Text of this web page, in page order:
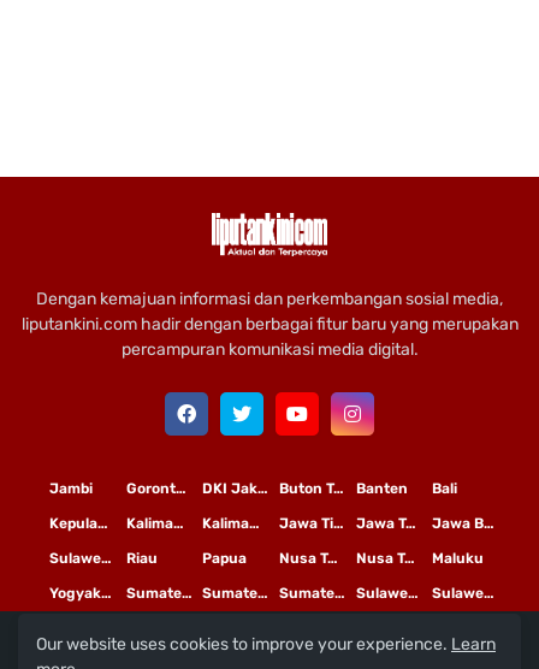
Dengan kemajuan informasi dan perkembangan sosial media,
liputankini.com hadir dengan berbagai fitur baru yang merupakan
percampuran komunikasi media digital.
Bali
Banten
Buton Tengah
DKI Jakarta
Gorontalo
Jambi
Jawa Barat
Jawa Tengah
Jawa Timur
Kalimantan Tengah
Kalimantan Timur
Kepulauan Riau
Maluku
Nusa Tenggara Barat
Nusa Tenggara Timur
Papua
Riau
Sulawesi Selatan
Sulawesi Tengah
Sulawesi Utara
Sumatera Barat
Sumatera Selatan
Sumatera Utara
Yogyakarta
Copyright© 2020 PTLiputan Kini Mediatama
Our website uses cookies to improve your experience. Learn